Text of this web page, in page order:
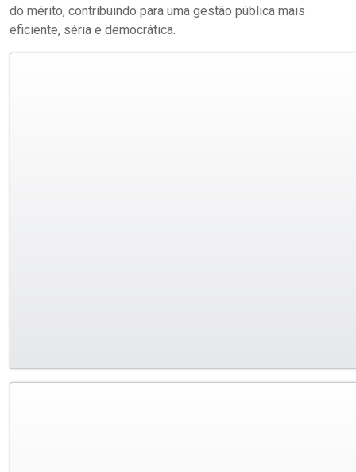
do mérito, contribuindo para uma gestão pública mais
eficiente, séria e democrática.